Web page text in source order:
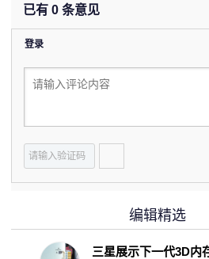
已有 0 条意见
登录
编辑精选
三星展示下一代3D内